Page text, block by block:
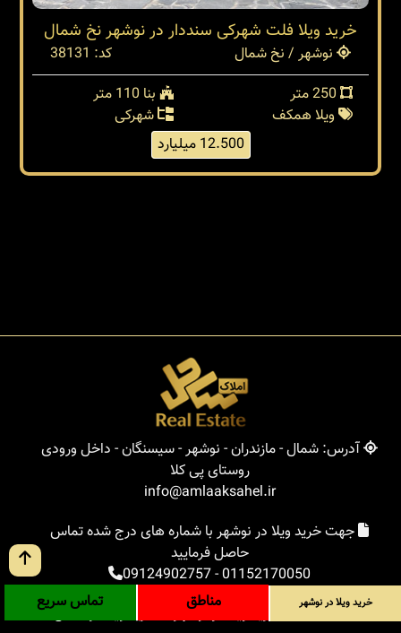
خرید ویلا فلت شهرکی سنددار در نوشهر نخ شمال
نوشهر / نخ شمال
کد: 38131
بنا 110 متر
ویلا همکف
شهرکی
12.500 میلیارد
آدرس: شمال - مازندران - نوشهر - سیسنگان - داخل ورودی
روستای پی کلا
info@amlaaksahel.ir
جهت خرید ویلا در نوشهر با شماره های درج شده تماس
حاصل فرمایید
01152170050
-
09124902757
املاک ساحل
خرید ویلا در نوشهر
خرید ویلا در شمال
خرید ویلا در نوشهر مناطق تماس سریع